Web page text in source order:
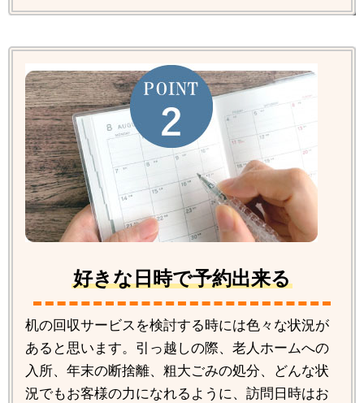
好きな日時で予約出来る
机の回収サービスを検討する時には色々な状況が
あると思います。引っ越しの際、老人ホームへの
入所、年末の断捨離、粗大ごみの処分、どんな状
況でもお客様の力になれるように、訪問日時はお